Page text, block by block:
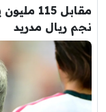
مقابل
نجم ريال مدريد